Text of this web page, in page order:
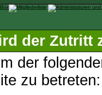
der Zutritt
der
zu betreten: